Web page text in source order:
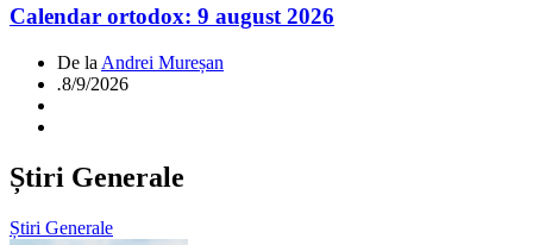
Calendar ortodox: 9 august 2026
De la Andrei Mureșan
.8/9/2026
Știri Generale
Știri Generale